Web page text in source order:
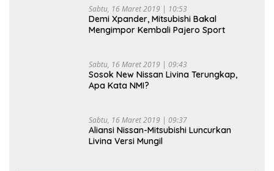
Sabtu, 16 Maret 2019 | 10:53
Demi Xpander, Mitsubishi Bakal
Mengimpor Kembali Pajero Sport
Sabtu, 16 Maret 2019 | 09:43
Sosok New Nissan Livina Terungkap,
Apa Kata NMI?
Sabtu, 16 Maret 2019 | 09:37
Aliansi Nissan-Mitsubishi Luncurkan
Livina Versi Mungil